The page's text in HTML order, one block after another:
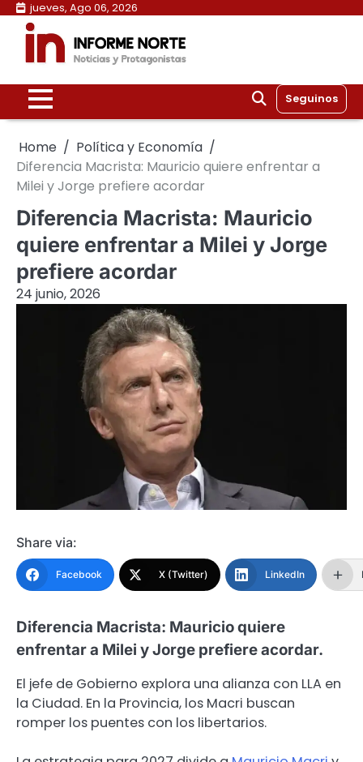
Skip
content
jueves, Ago 06, 2026
Seguinos
Home
Política y Economía
Diferencia Macrista: Mauricio quiere enfrentar a
Milei y Jorge prefiere acordar
Diferencia Macrista: Mauricio
quiere enfrentar a Milei y Jorge
prefiere acordar
24 junio, 2026
Share via:
Facebook X (Twitter) LinkedIn
Diferencia Macrista: Mauricio quiere
enfrentar a Milei y Jorge prefiere acordar.
El jefe de Gobierno explora una alianza con LLA en
la Ciudad. En la Provincia, los Macri buscan
romper los puentes con los libertarios.